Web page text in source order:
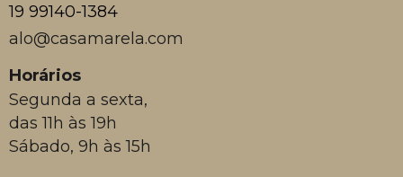
19 99140-1384
alo@casamarela.com
Horários
Segunda a sexta,
das 11h às 19h
Sábado, 9h às 15h